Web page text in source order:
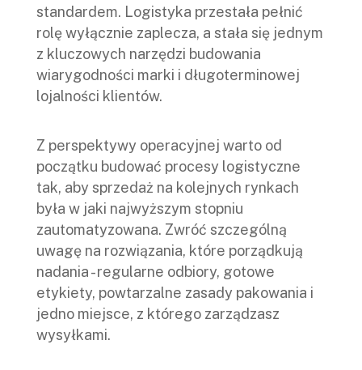
standardem. Logistyka przestała pełnić
rolę wyłącznie zaplecza, a stała się jednym
z kluczowych narzędzi budowania
wiarygodności marki i długoterminowej
lojalności klientów.
Z perspektywy operacyjnej warto od
początku budować procesy logistyczne
tak, aby sprzedaż na kolejnych rynkach
była w jaki najwyższym stopniu
zautomatyzowana. Zwróć szczególną
uwagę na rozwiązania, które porządkują
nadania - regularne odbiory, gotowe
etykiety, powtarzalne zasady pakowania i
jedno miejsce, z którego zarządzasz
wysyłkami.